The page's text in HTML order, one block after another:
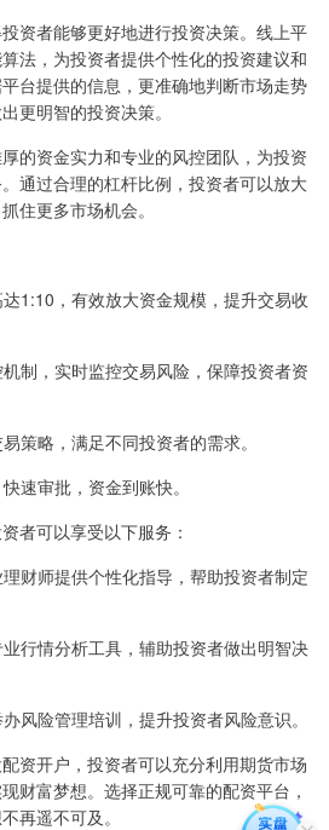
资者能够更好地进行投资决策。线上平
法，为投资者提供个性化的投资建议和
台提供的信息，更准确地判断市场走势
更明智的投资决策。
的资金实力和专业的风控团队，为投资
通过合理的杠杆比例，投资者可以放大
住更多市场机会。
1:10，有效放大资金规模，提升交易收
制，实时监控交易风险，保障投资者资
策略，满足不同投资者的需求。
速审批，资金到账快。
者可以享受以下服务：
财师提供个性化指导，帮助投资者制定
行情分析工具，辅助投资者做出明智决
风险管理培训，提升投资者风险意识。
资开户，投资者可以充分利用期货市场
财富梦想。选择正规可靠的配资平台，
再遥不可及。